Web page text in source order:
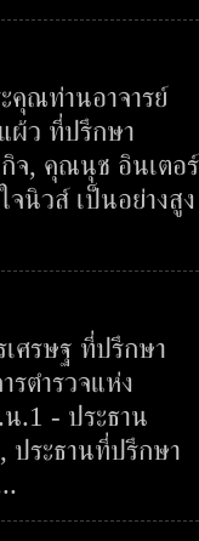
คุณท่านอาจารย์
ผ้ว ที่ปรึกษา
จ, คุณนุช อินเตอร์
นิวส์ เป็นอย่างสูง
ศรษฐ ที่ปรึกษา
รตำรวจแห่ง
.1 - ประธาน
ประธานที่ปรึกษา